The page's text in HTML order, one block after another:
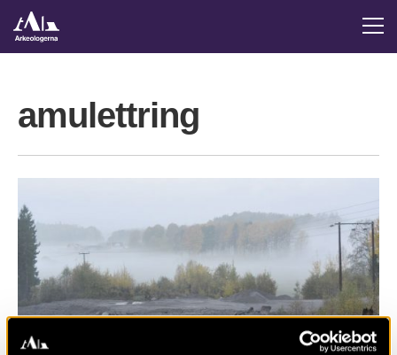
amulettring